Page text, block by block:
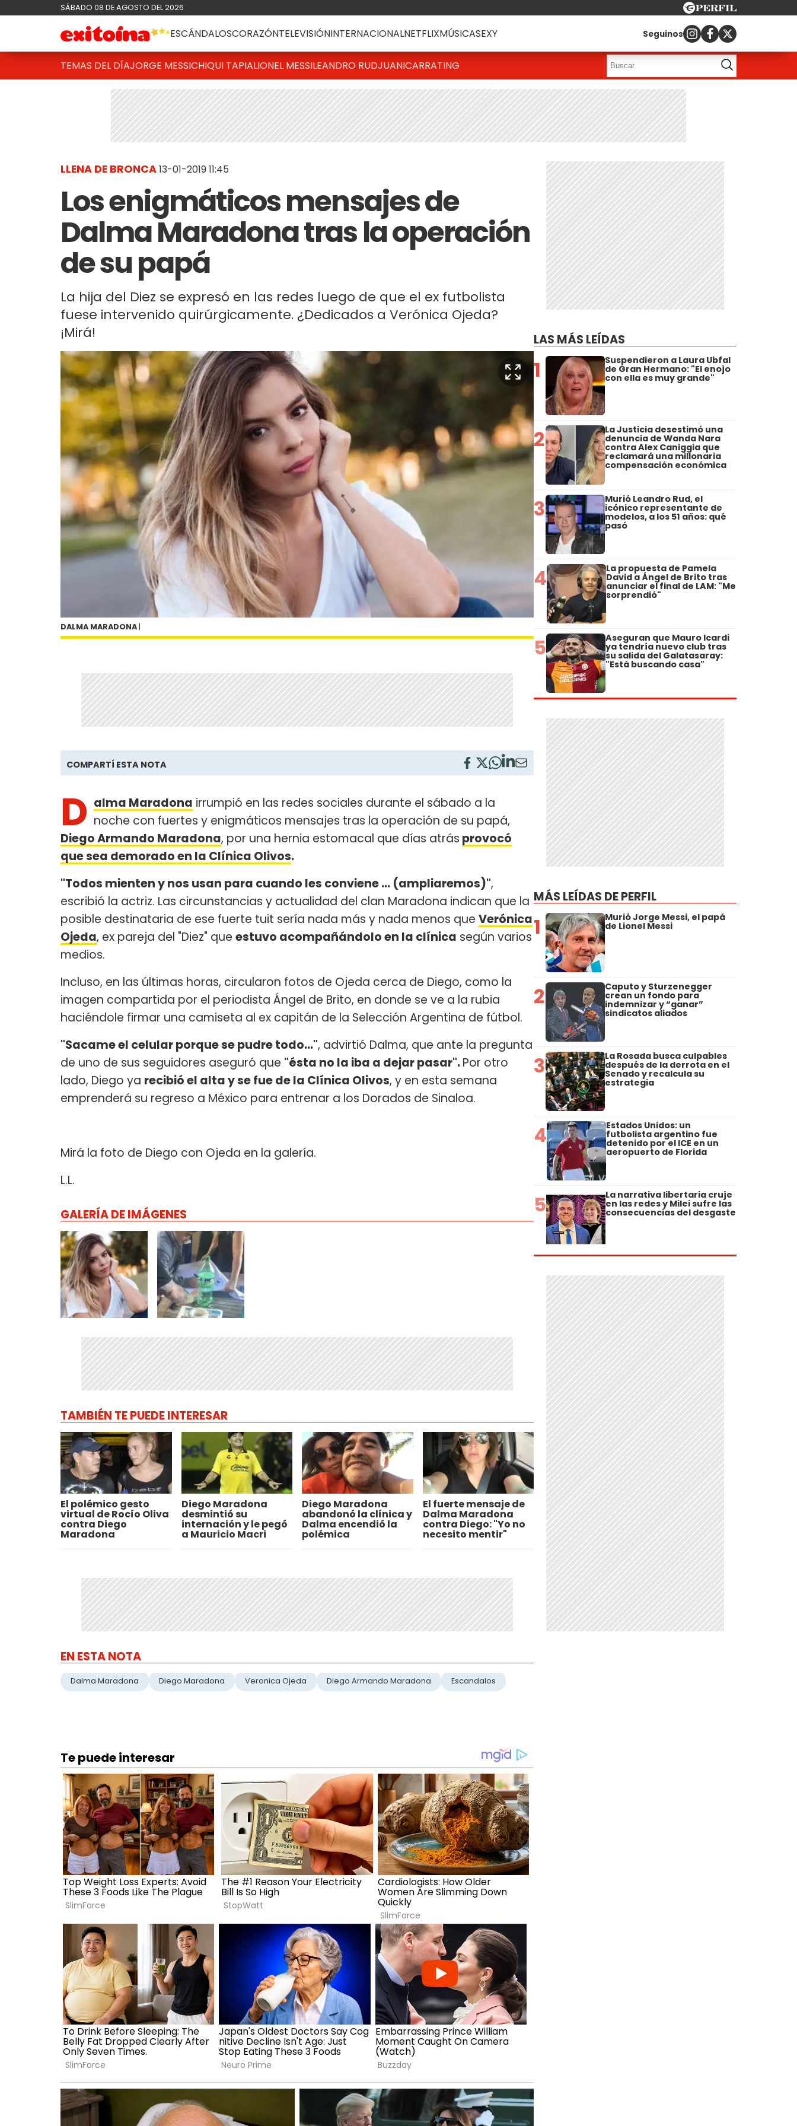
SÁBADO 08 DE AGOSTO DEL 2026
ESCÁNDALOSCORAZÓNTELEVISIÓNINTERNACIONALNETFLIXMÚSICASEXY Seguinos
TEMAS DEL DÍAJORGE MESSICHIQUI TAPIALIONEL MESSILEANDRO RUDJUANICARRATING
LLENA DE BRONCA13-01-2019 11:45
Los enigmáticos mensajes de
Dalma Maradona tras la operación
de su papá
La hija del Diez se expresó en las redes luego de que el ex futbolista
fuese intervenido quirúrgicamente. ¿Dedicados a Verónica Ojeda?
¡Mirá!
DALMA MARADONA |
COMPARTÍ ESTA NOTA
D alma Maradona irrumpió en las redes sociales durante el sábado a la
noche con fuertes y enigmáticos mensajes tras la operación de su papá,
Diego Armando Maradona, por una hernia estomacal que días atrás provocó
que sea demorado en la Clínica Olivos.
"Todos mienten y nos usan para cuando les conviene ... (ampliaremos)",
escribió la actriz. Las circunstancias y actualidad del clan Maradona indican que la
posible destinataria de ese fuerte tuit sería nada más y nada menos que Verónica
Ojeda, ex pareja del "Diez" que estuvo acompañándolo en la clínica según varios
medios.
Incluso, en las últimas horas, circularon fotos de Ojeda cerca de Diego, como la
imagen compartida por el periodista Ángel de Brito, en donde se ve a la rubia
haciéndole firmar una camiseta al ex capitán de la Selección Argentina de fútbol.
"Sacame el celular porque se pudre todo...", advirtió Dalma, que ante la pregunta
de uno de sus seguidores aseguró que "ésta no la iba a dejar pasar".Por otro
lado, Diego ya recibió el alta y se fue de la Clínica Olivos, y en esta semana
emprenderá su regreso a México para entrenar a los Dorados de Sinaloa.
Mirá la foto de Diego con Ojeda en la galería.
L.L.
GALERÍA DE IMÁGENES
TAMBIÉN TE PUEDE INTERESAR
El polémico gesto
virtual de Rocío Oliva
contra Diego
Maradona
Diego Maradona
desmintió su
internación y le pegó
a Mauricio Macri
Diego Maradona
abandonó la clínica y
Dalma encendió la
polémica
El fuerte mensaje de
Dalma Maradona
contra Diego: "Yo no
necesito mentir"
EN ESTA NOTA
Dalma Maradona Diego Maradona Veronica Ojeda Diego Armando Maradona Escandalos
LAS MÁS LEÍDAS
1 Suspendieron a Laura Ubfal
de Gran Hermano: "El enojo
con ella es muy grande"
2 La Justicia desestimó una
denuncia de Wanda Nara
contra Alex Caniggia que
reclamará una millonaria
compensación económica
3 Murió Leandro Rud, el
icónico representante de
modelos, a los 51 años: qué
pasó
4 La propuesta de Pamela
David a Ángel de Brito tras
anunciar el final de LAM: "Me
sorprendió"
5 Aseguran que Mauro Icardi
ya tendría nuevo club tras
su salida del Galatasaray:
"Está buscando casa"
MÁS LEÍDAS DE PERFIL
1 Murió Jorge Messi, el papá
de Lionel Messi
2 Caputo y Sturzenegger
crean un fondo para
indemnizar y “ganar”
sindicatos aliados
3 La Rosada busca culpables
después de la derrota en el
Senado y recalcula su
estrategia
4 Estados Unidos: un
futbolista argentino fue
detenido por el ICE en un
aeropuerto de Florida
5 La narrativa libertaria cruje
en las redes y Milei sufre las
consecuencias del desgaste